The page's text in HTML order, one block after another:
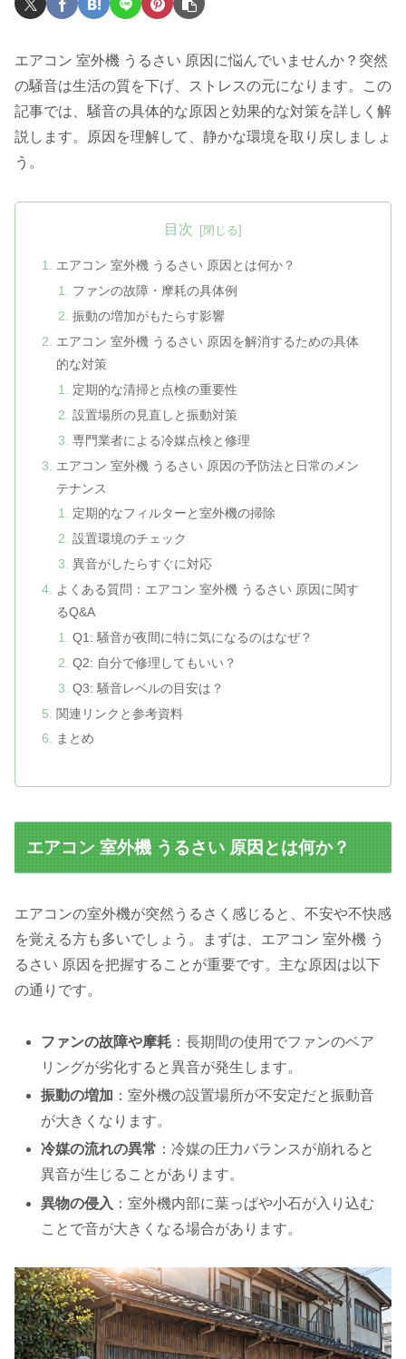
エアコン 室外機 うるさい 原因に悩んでいませんか？突然
の騒音は生活の質を下げ、ストレスの元になります。この
記事では、騒音の具体的な原因と効果的な対策を詳しく解
説します。原因を理解して、静かな環境を取り戻しましょ
う。
目次
エアコン 室外機 うるさい 原因とは何か？
ファンの故障・摩耗の具体例
振動の増加がもたらす影響
エアコン 室外機 うるさい 原因を解消するための具体
的な対策
定期的な清掃と点検の重要性
設置場所の見直しと振動対策
専門業者による冷媒点検と修理
エアコン 室外機 うるさい 原因の予防法と日常のメン
テナンス
定期的なフィルターと室外機の掃除
設置環境のチェック
異音がしたらすぐに対応
よくある質問：エアコン 室外機 うるさい 原因に関す
るQ&A
Q1: 騒音が夜間に特に気になるのはなぜ？
Q2: 自分で修理してもいい？
Q3: 騒音レベルの目安は？
関連リンクと参考資料
まとめ
エアコン 室外機 うるさい 原因とは何か？
エアコンの室外機が突然うるさく感じると、不安や不快感
を覚える方も多いでしょう。まずは、エアコン 室外機 う
るさい 原因を把握することが重要です。主な原因は以下
の通りです。
ファンの故障や摩耗 ：長期間の使用でファンのベア
リングが劣化すると異音が発生します。
振動の増加 ：室外機の設置場所が不安定だと振動音
が大きくなります。
冷媒の流れの異常 ：冷媒の圧力バランスが崩れると
異音が生じることがあります。
異物の侵入 ：室外機内部に葉っぱや小石が入り込む
ことで音が大きくなる場合があります。